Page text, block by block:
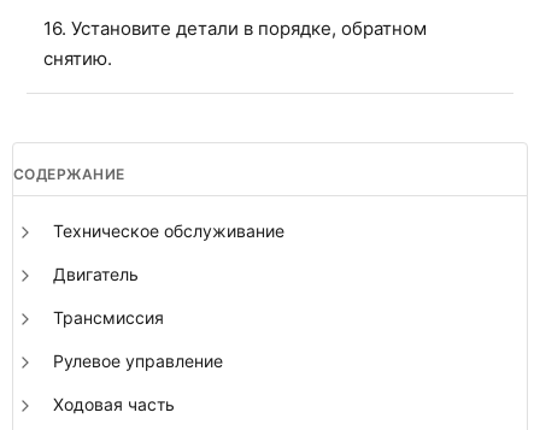
16. Установите детали в порядке, обратном
снятию.
СОДЕРЖАНИЕ
Техническое обслуживание
Двигатель
Трансмиссия
Рулевое управление
Ходовая часть